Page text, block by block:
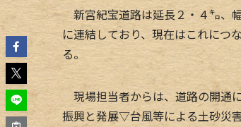
新宮紀宝道路は延長２・４㌔、
に連結しており、現在はこれにつ
る。
現場担当者からは、道路の開通
振興と発展▽台風等による土砂災